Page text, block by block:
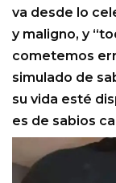
va desde lo
y maligno, y
cometemos
simulado de
su vida esté
es de sabios